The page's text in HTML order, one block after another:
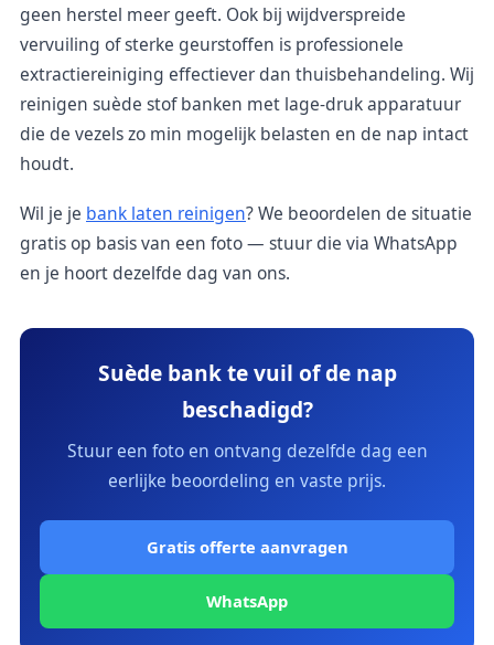
geen herstel meer geeft. Ook bij wijdverspreide
vervuiling of sterke geurstoffen is professionele
extractiereiniging effectiever dan thuisbehandeling. Wij
reinigen suède stof banken met lage-druk apparatuur
die de vezels zo min mogelijk belasten en de nap intact
houdt.
Wil je je bank laten reinigen? We beoordelen de situatie
gratis op basis van een foto — stuur die via WhatsApp
en je hoort dezelfde dag van ons.
Suède bank te vuil of de nap
beschadigd?
Stuur een foto en ontvang dezelfde dag een
eerlijke beoordeling en vaste prijs.
Gratis offerte aanvragen
WhatsApp